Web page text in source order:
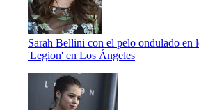
Sarah Bellini con el pelo ondulado en
'Legion' en Los Ángeles